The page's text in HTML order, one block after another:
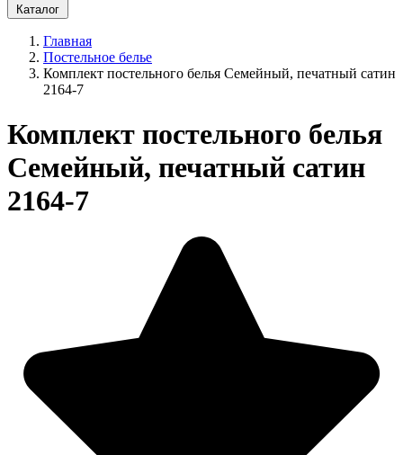
Каталог
Главная
Постельное белье
Комплект постельного белья Семейный, печатный сатин
2164-7
Комплект постельного белья
Семейный, печатный сатин
2164-7